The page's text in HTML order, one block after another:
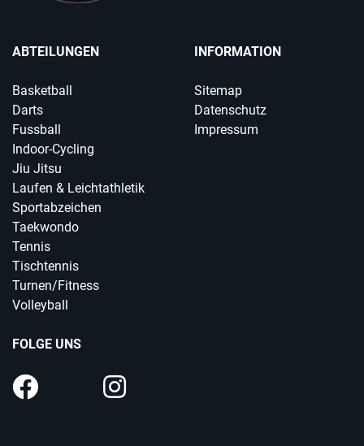
ABTEILUNGEN
Basketball
Darts
Fussball
Indoor-Cycling
Jiu Jitsu
Laufen & Leichtathletik
Sportabzeichen
Taekwondo
Tennis
Tischtennis
Turnen/Fitness
Volleyball
INFORMATION
Sitemap
Datenschutz
Impressum
FOLGE UNS